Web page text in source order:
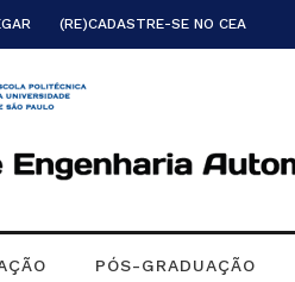
(RE)CADASTRE-SE NO CEA
PÓS-GRADUAÇÃO